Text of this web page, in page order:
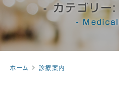
カテゴリー:
ホーム 診療案内